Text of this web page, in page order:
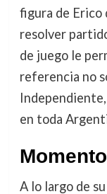
figura de Erico
resolver
de juego le
referencia no
en toda
A lo largo de